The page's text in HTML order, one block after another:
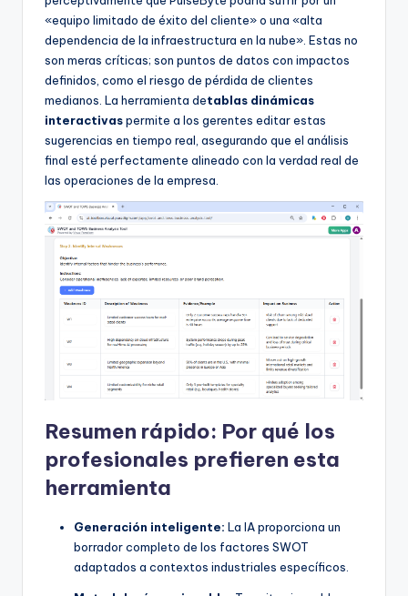
«equipo limitado de éxito del cliente» o una «alta
dependencia de la infraestructura en la nube». Estas no
son meras críticas; son puntos de datos con impactos
definidos, como el riesgo de pérdida de clientes
medianos. La herramienta detablas dinámicas
interactivaspermite a los gerentes editar estas
sugerencias en tiempo real, asegurando que el análisis
final esté perfectamente alineado con la verdad real de
las operaciones de la empresa.
Resumen rápido: Por qué los
profesionales prefieren esta
herramienta
Generación inteligente: La IA proporciona un
borrador completo de los factores SWOT
adaptados a contextos industriales específicos.